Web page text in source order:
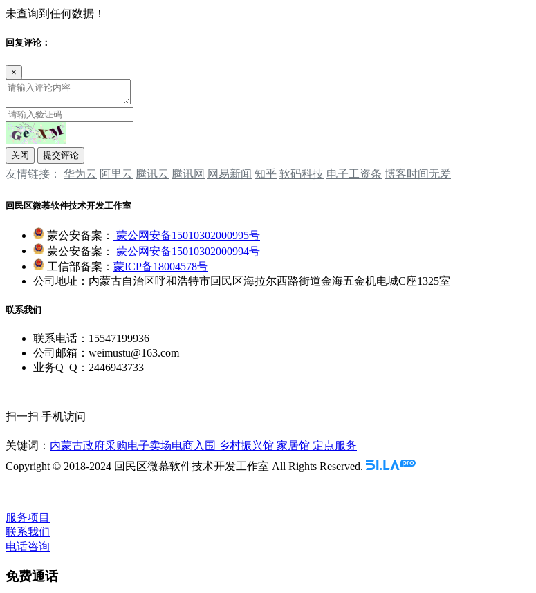
未查询到任何数据！
回复评论：
×
关闭 提交评论
友情链接： 华为云 阿里云 腾讯云 ‌‌腾讯网 ‌‌网易新闻 ‌‌知乎 软码科技 电子工资条 博客时间无爱
回民区微慕软件技术开发工作室
蒙公安备案：
蒙公网安备15010302000995号
蒙公安备案：
蒙公网安备15010302000994号
工信部备案： 蒙ICP备18004578号
公司地址：内蒙古自治区呼和浩特市回民区海拉尔西路街道金海五金机电城C座1325室
联系我们
联系电话：15547199936
公司邮箱：weimustu@163.com
业务Q Q：2446943733
扫一扫 手机访问
关键词： 内蒙古政府采购电子卖场电商入围 乡村振兴馆 家居馆 定点服务
Copyright © 2018-2024 回民区微慕软件技术开发工作室 All Rights Reserved.
服务项目
联系我们
电话咨询
免费通话